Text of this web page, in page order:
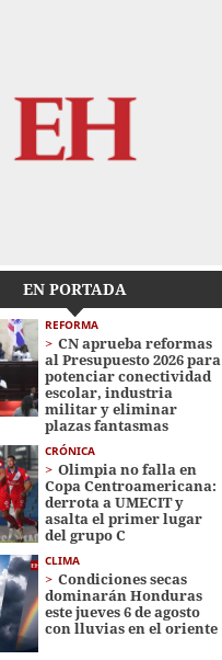
EN PORTADA
REFORMA
CN aprueba reformas
al Presupuesto 2026 para
potenciar conectividad
escolar, industria
militar y eliminar
plazas fantasmas
CRÓNICA
Olimpia no falla en
Copa Centroamericana:
derrota a UMECIT y
asalta el primer lugar
del grupo C
CLIMA
Condiciones secas
dominarán Honduras
este jueves 6 de agosto
con lluvias en el oriente